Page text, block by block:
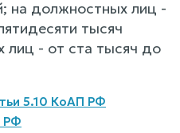
на должностных лиц -
тысяч
лиц - от ста тысяч до
5.10 КоАП РФ
РФ